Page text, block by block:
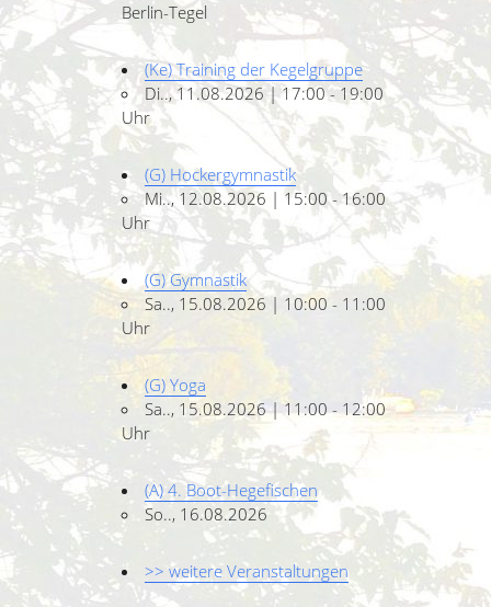
Berlin-Tegel
(Ke) Training der Kegelgruppe
Di.., 11.08.2026 | 17:00 - 19:00
Uhr
(G) Hockergymnastik
Mi.., 12.08.2026 | 15:00 - 16:00
Uhr
(G) Gymnastik
Sa.., 15.08.2026 | 10:00 - 11:00
Uhr
(G) Yoga
Sa.., 15.08.2026 | 11:00 - 12:00
Uhr
(A) 4. Boot-Hegefischen
So.., 16.08.2026
>> weitere Veranstaltungen